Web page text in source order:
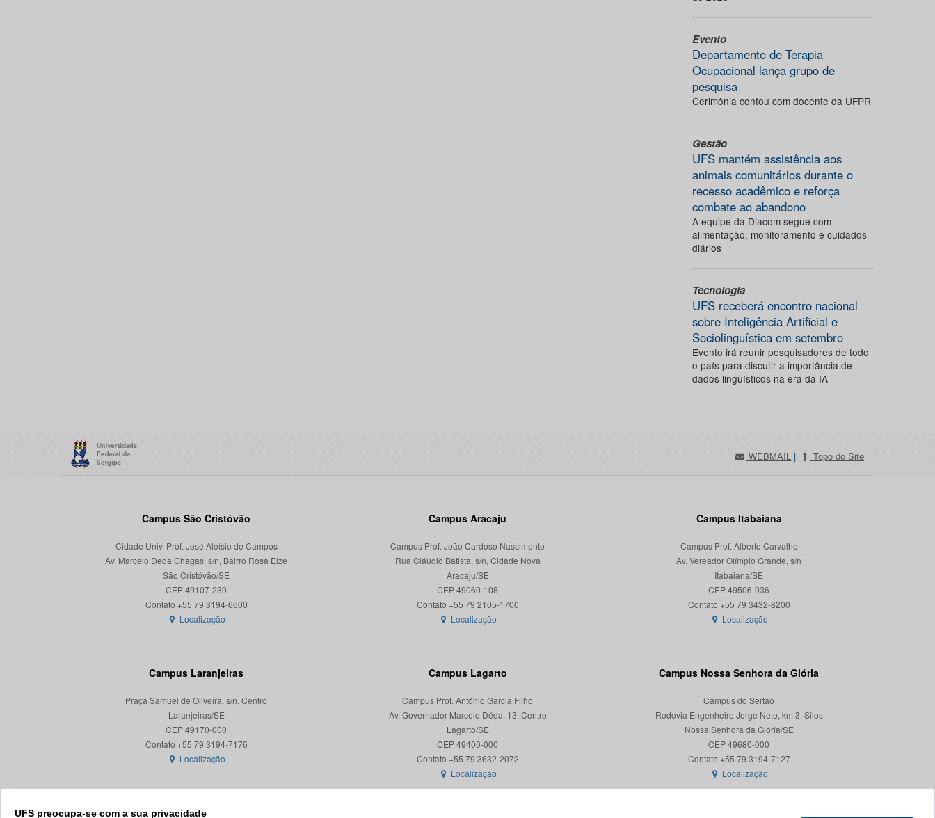
UFS preocupa-se com a sua privacidade
Evento
Departamento de Terapia
Ocupacional lança grupo de
pesquisa
Cerimônia contou com docente da UFPR
Gestão
UFS mantém assistência aos
animais comunitários durante o
recesso acadêmico e reforça
combate ao abandono
A equipe da Diacom segue com
alimentação, monitoramento e cuidados
diários
Tecnologia
UFS receberá encontro nacional
sobre Inteligência Artificial e
Sociolinguística em setembro
Evento irá reunir pesquisadores de todo
o país para discutir a importância de
dados linguísticos na era da IA
WEBMAIL | Topo do Site
Campus São Cristóvão
Cidade Univ. Prof. José Aloísio de Campos
Av. Marcelo Deda Chagas, s/n, Bairro Rosa Elze
São Cristóvão/SE
CEP 49107-230
Localização
Campus Aracaju
Campus Prof. João Cardoso Nascimento
Rua Cláudio Batista, s/n, Cidade Nova
Aracaju/SE
CEP 49060-108
Localização
Campus Itabaiana
Campus Prof. Alberto Carvalho
Av. Vereador Olímpio Grande, s/n
Itabaiana/SE
CEP 49506-036
Localização
Campus Laranjeiras
Praça Samuel de Oliveira, s/n, Centro
Laranjeiras/SE
CEP 49170-000
Localização
Campus Lagarto
Campus Prof. Antônio Garcia Filho
Av. Governador Marcelo Déda, 13, Centro
Lagarto/SE
CEP 49400-000
Localização
Campus Nossa Senhora da Glória
Campus do Sertão
Rodovia Engenheiro Jorge Neto, km 3, Silos
Nossa Senhora da Glória/SE
CEP 49680-000
Contato +55 79 3194-7127
Localização